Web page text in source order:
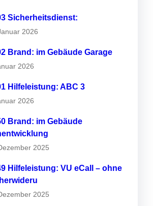
Sicherheitsdienst:
2026
Brand: im Gebäude Garage
2026
Hilfeleistung: ABC 3
2026
Brand: im Gebäude
2025
Hilfeleistung: VU eCall – ohne
2025